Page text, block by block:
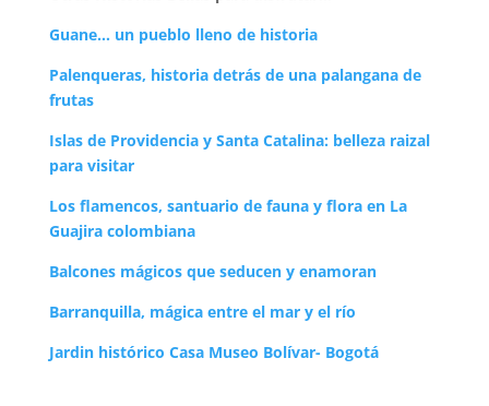
Guane… un pueblo lleno de historia
Palenqueras, historia detrás de una palangana de
frutas
Islas de Providencia y Santa Catalina: belleza raizal
para visitar
Los flamencos, santuario de fauna y flora en La
Guajira colombiana
Balcones mágicos que seducen y enamoran
Barranquilla, mágica entre el mar y el río
Jardin histórico Casa Museo Bolívar- Bogotá